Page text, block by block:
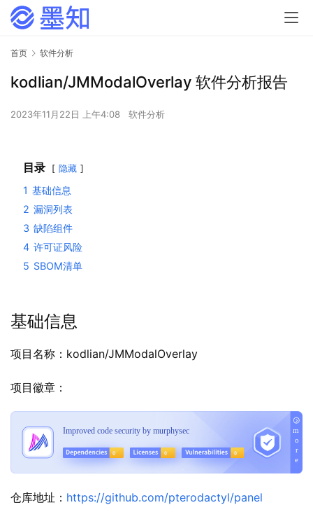
首页 软件分析
kodlian/JMModalOverlay 软件分析报告
2023年11月22日 上午4:08 软件分析
目录 隐藏
1 基础信息
2 漏洞列表
3 缺陷组件
4 许可证风险
5 SBOM清单
基础信息
项目名称：kodlian/JMModalOverlay
项目徽章：
仓库地址： https://github.com/pterodactyl/panel